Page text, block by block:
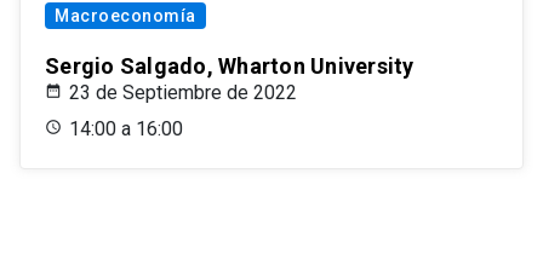
Macroeconomía
Sergio Salgado, Wharton University
23 de Septiembre de 2022
14:00 a 16:00